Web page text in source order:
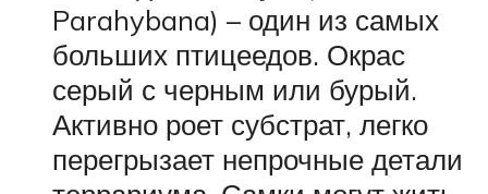
Parahybana) – один из самых
больших птицеедов. Окрас
серый с черным или бурый.
Активно роет субстрат, легко
перегрызает непрочные детали